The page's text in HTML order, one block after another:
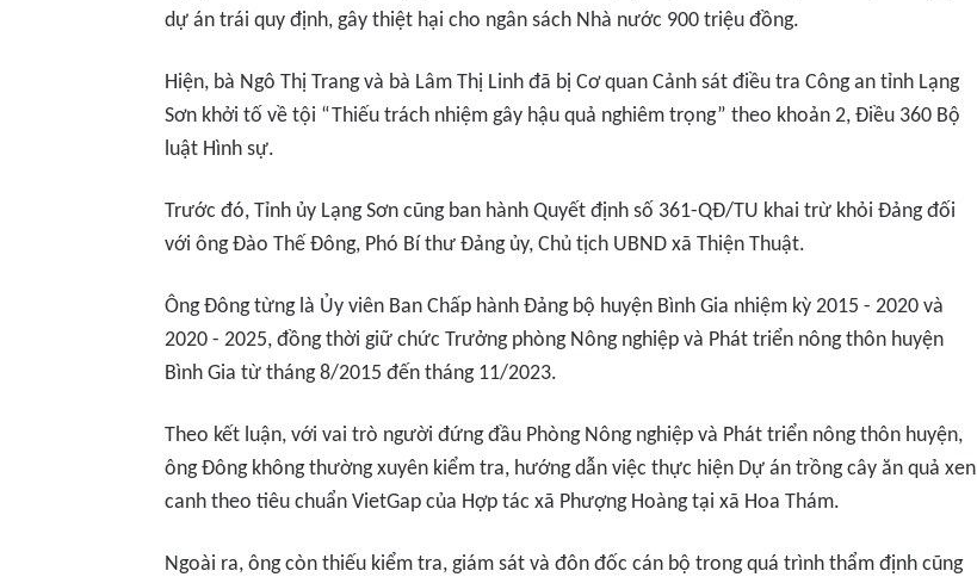
dự án trái quy định, gây thiệt hại cho ngân sách Nhà nước 900 triệu đồng.
Hiện, bà Ngô Thị Trang và bà Lâm Thị Linh đã bị Cơ quan Cảnh sát điều tra Công an tỉnh Lạng
Sơn khởi tố về tội “Thiếu trách nhiệm gây hậu quả nghiêm trọng” theo khoản 2, Điều 360 Bộ
luật Hình sự.
Trước đó, Tỉnh ủy Lạng Sơn cũng ban hành Quyết định số 361-QĐ/TU khai trừ khỏi Đảng đối
với ông Đào Thế Đông, Phó Bí thư Đảng ủy, Chủ tịch UBND xã Thiện Thuật.
Ông Đông từng là Ủy viên Ban Chấp hành Đảng bộ huyện Bình Gia nhiệm kỳ 2015 - 2020 và
2020 - 2025, đồng thời giữ chức Trưởng phòng Nông nghiệp và Phát triển nông thôn huyện
Bình Gia từ tháng 8/2015 đến tháng 11/2023.
Theo kết luận, với vai trò người đứng đầu Phòng Nông nghiệp và Phát triển nông thôn huyện,
ông Đông không thường xuyên kiểm tra, hướng dẫn việc thực hiện Dự án trồng cây ăn quả xen
canh theo tiêu chuẩn VietGap của Hợp tác xã Phượng Hoàng tại xã Hoa Thám.
Ngoài ra, ông còn thiếu kiểm tra, giám sát và đôn đốc cán bộ trong quá trình thẩm định cũng